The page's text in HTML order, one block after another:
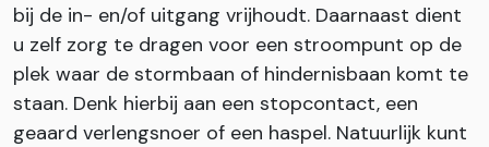
bij de in- en/of uitgang vrijhoudt. Daarnaast dient
u zelf zorg te dragen voor een stroompunt op de
plek waar de stormbaan of hindernisbaan komt te
staan. Denk hierbij aan een stopcontact, een
geaard verlengsnoer of een haspel. Natuurlijk kunt